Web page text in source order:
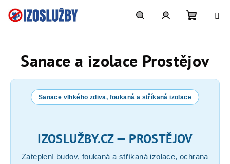
obsah
košík
Sanace a izolace Prostějov
Sanace vlhkého zdiva, foukaná a stříkaná izolace
IZOSLUŽBY.CZ — PROSTĚJOV
Zateplení budov, foukaná a stříkaná izolace, ochrana